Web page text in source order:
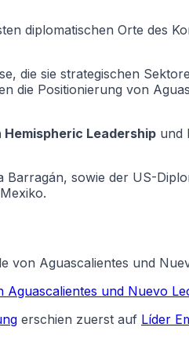
diplomatischen Orte des
die sie strategischen
die Positionierung von
Leadership und
sowie der US-
von Aguascalientes und
Aguascalientes und Nuevo
erschien zuerst auf Líder